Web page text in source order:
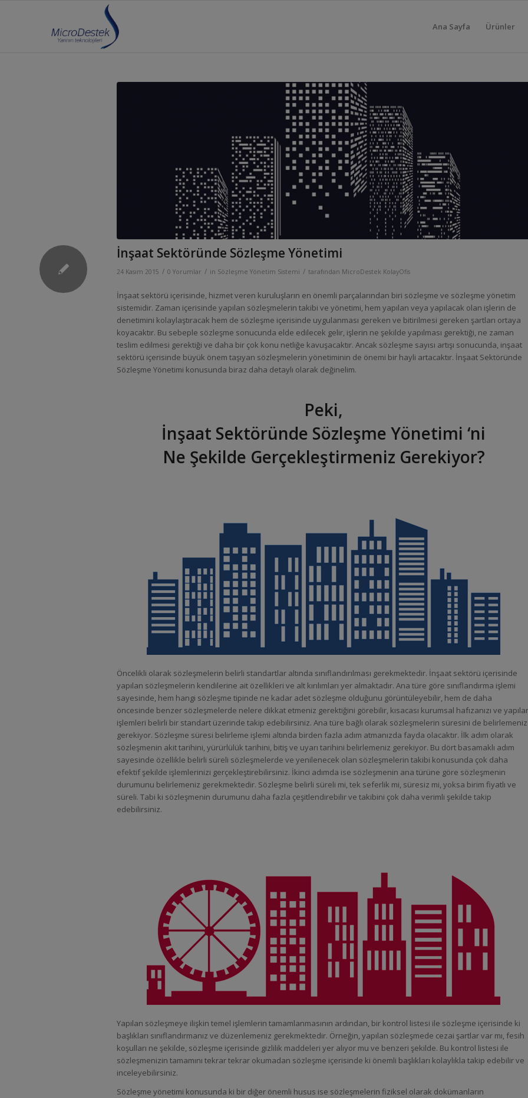
Ana Sayfa Ürünler
İnşaat Sektöründe Sözleşme Yönetimi
24 Kasım 2015 / 0 Yorumlar / in Sözleşme Yönetim Sistemi / tarafından MicroDestek KolayOfis
İnşaat sektörü içerisinde, hizmet veren kuruluşların en önemli parçalarından biri sözleşme ve sözleşme yönetim
sistemidir. Zaman içerisinde yapılan sözleşmelerin takibi ve yönetimi, hem yapılan veya yapılacak olan işlerin de
denetimini kolaylaştıracak hem de sözleşme içerisinde uygulanması gereken ve bitirilmesi gereken şartları ortaya
koyacaktır. Bu sebeple sözleşme sonucunda elde edilecek gelir, işlerin ne şekilde yapılması gerektiği, ne zaman
teslim edilmesi gerektiği ve daha bir çok konu netliğe kavuşacaktır. Ancak sözleşme sayısı artışı sonucunda, inşaat
sektörü içerisinde büyük önem taşıyan sözleşmelerin yönetiminin de önemi bir hayli artacaktır. İnşaat Sektöründe
Sözleşme Yönetimi konusunda biraz daha detaylı olarak değinelim.
Peki,
İnşaat Sektöründe Sözleşme Yönetimi ‘ni
Ne Şekilde Gerçekleştirmeniz Gerekiyor?
Öncelikli olarak sözleşmelerin belirli standartlar altında sınıflandırılması gerekmektedir. İnşaat sektörü içerisinde
yapılan sözleşmelerin kendilerine ait özellikleri ve alt kırılımları yer almaktadır. Ana türe göre sınıflandırma işlemi
sayesinde, hem hangi sözleşme tipinde ne kadar adet sözleşme olduğunu görüntüleyebilir, hem de daha
öncesinde benzer sözleşmelerde nelere dikkat etmeniz gerektiğini görebilir, kısacası kurumsal hafızanızı ve
işlemleri belirli bir standart üzerinde takip edebilirsiniz. Ana türe bağlı olarak sözleşmelerin süresini de belirlemeniz
gerekiyor. Sözleşme süresi belirleme işlemi altında birden fazla adım atmanızda fayda olacaktır. İlk adım olarak
sözleşmenin akit tarihini, yürürlülük tarihini, bitiş ve uyarı tarihini belirlemeniz gerekiyor. Bu dört basamaklı adım
sayesinde özellikle belirli süreli sözleşmelerde ve yenilenecek olan sözleşmelerin takibi konusunda çok daha
efektif şekilde işlemlerinizi gerçekleştirebilirsiniz. İkinci adımda ise sözleşmenin ana türüne göre sözleşmenin
durumunu belirlemeniz gerekmektedir. Sözleşme belirli süreli mi, tek seferlik mi, süresiz mi, yoksa birim fiyatlı ve
süreli. Tabi ki sözleşmenin durumunu daha fazla çeşitlendirebilir ve takibini çok daha verimli şekilde takip
edebilirsiniz.
Yapılan sözleşmeye ilişkin temel işlemlerin tamamlanmasının ardından, bir kontrol listesi ile sözleşme içerisinde ki
başlıkları sınıflandırmanız ve düzenlemeniz gerekmektedir. Örneğin, yapılan sözleşmede cezai şartlar var mı, fesih
koşulları ne şekilde, sözleşme içerisinde gizlilik maddeleri yer alıyor mu ve benzeri şekilde. Bu kontrol listesi ile
sözleşmenizin tamamını tekrar tekrar okumadan sözleşme içerisinde ki önemli başlıkları kolaylıkla takip edebilir ve
inceleyebilirsiniz.
Sözleşme yönetimi konusunda ki bir diğer önemli husus ise sözleşmelerin fiziksel olarak dokümanların